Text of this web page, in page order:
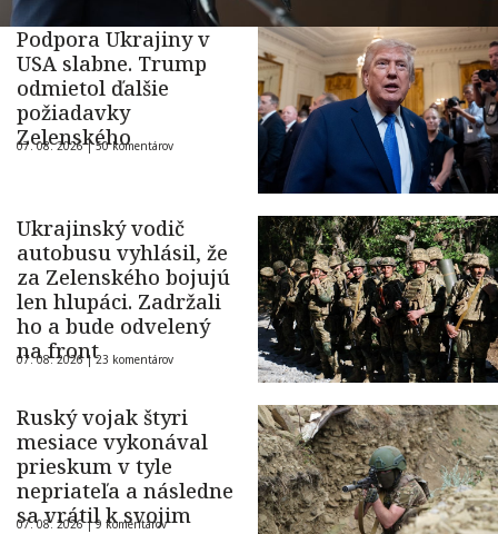
Podpora Ukrajiny v
USA slabne. Trump
odmietol ďalšie
požiadavky
Zelenského
07. 08. 2026 |50 komentárov
Ukrajinský vodič
autobusu vyhlásil, že
za Zelenského bojujú
len hlupáci. Zadržali
ho a bude odvelený
na front
07. 08. 2026 |23 komentárov
Ruský vojak štyri
mesiace vykonával
prieskum v tyle
nepriateľa a následne
sa vrátil k svojim
07. 08. 2026 |9 komentárov